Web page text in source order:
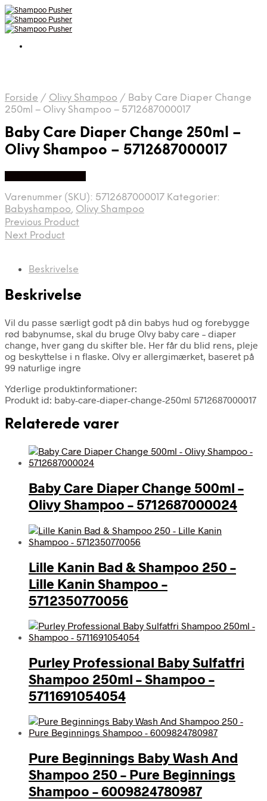
Forside / Olivy Shampoo / Baby Care Diaper Change
250ml – Olivy Shampoo – 5712687000017
Baby Care Diaper Change 250ml –
Olivy Shampoo – 5712687000017
Varenummer (SKU): 5712687000017 Kategorier:
Babyshampoo, Olivy Shampoo
Previous Product
Next Product
Beskrivelse
Beskrivelse
Vil du passe særligt godt på din babys hud og forebygge
rød babynumse, skal du bruge Olvy baby care – diaper
change, hver gang du skifter ble. Her får du blid rens, pleje
og beskyttelse i n flaske. Olvy er allergimærket, baseret på
99 naturlige ingre
Yderlige produktinformationer:
Produkt id: baby-care-diaper-change-250ml 5712687000017
Relaterede varer
Baby Care Diaper Change 500ml –
Olivy Shampoo – 5712687000024
Lille Kanin Bad & Shampoo 250 –
Lille Kanin Shampoo –
5712350770056
Purley Professional Baby Sulfatfri
Shampoo 250ml – Shampoo –
5711691054054
Pure Beginnings Baby Wash And
Shampoo 250 – Pure Beginnings
Shampoo – 6009824780987